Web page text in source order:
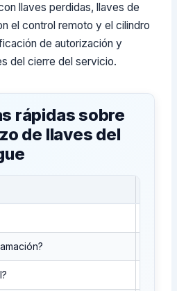
llaves perdidas, llaves de
el control remoto y el cilindro
de autorización y
del cierre del servicio.
rápidas sobre
de llaves del